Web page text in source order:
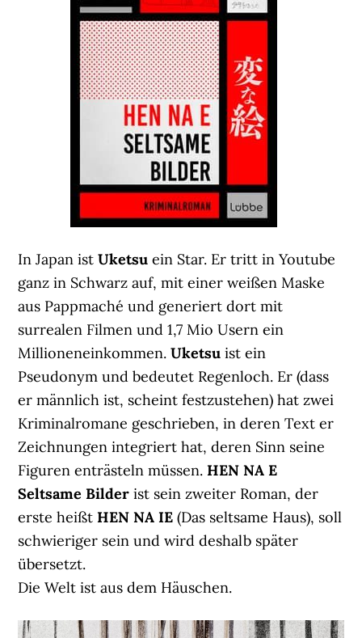
In Japan istUketsu ein Star. Er tritt in Youtube
ganz in Schwarz auf, mit einer weißen Maske
aus Pappmaché und generiert dort mit
surrealen Filmen und 1,7 Mio Usern ein
Millioneneinkommen.Uketsu ist ein
Pseudonym und bedeutet Regenloch. Er (dass
er männlich ist, scheint festzustehen) hat zwei
Kriminalromane geschrieben, in deren Text er
Zeichnungen integriert hat, deren Sinn seine
Figuren enträsteln müssen.HEN NA E
Seltsame Bilderist sein zweiter Roman, der
erste heißtHEN NA IE(Das seltsame Haus), soll
schwieriger sein und wird deshalb später
übersetzt.
Die Welt ist aus dem Häuschen.